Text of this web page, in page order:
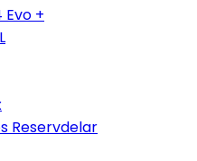
Evo +
Reservdelar